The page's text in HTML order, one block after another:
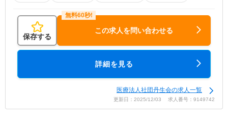
保存する
この求人を問い合わせる
詳細を見る
医療法人社団丹生会の求人一覧
更新日：2025/12/03 求人番号：9149742